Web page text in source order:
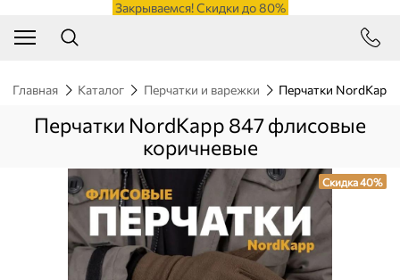
Закрываемся! Скидки до 80%
Главная Каталог Перчатки и варежки Перчатки NordKapp
Перчатки NordKapp 847 флисовые
коричневые
Скидка 40%